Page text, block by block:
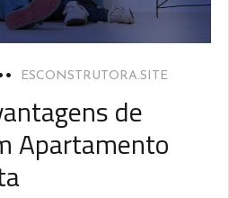
ESCONSTRUTORA.SITE
de
Apartamento